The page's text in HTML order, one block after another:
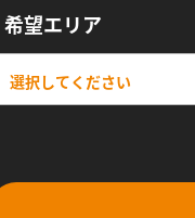
希望エリア